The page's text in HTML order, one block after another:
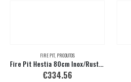
FIRE PIT, PRODUTOS
Fire Pit Hestia 80cm Inox/Rustico
€334.56